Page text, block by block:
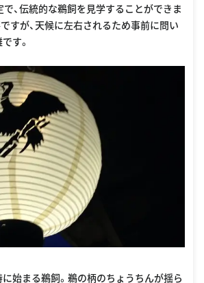
、伝統的な鵜飼を見学することができま
すが、天候に左右されるため事前に問い
す。
始まる鵜飼。鵜の柄のちょうちんが揺ら